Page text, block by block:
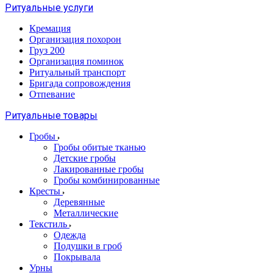
Ритуальные услуги
Кремация
Организация похорон
Груз 200
Организация поминок
Ритуальный транспорт
Бригада сопровождения
Отпевание
Ритуальные товары
Гробы
Гробы обитые тканью
Детские гробы
Лакированные гробы
Гробы комбинированные
Кресты
Деревянные
Металлические
Текстиль
Одежда
Подушки в гроб
Покрывала
Урны